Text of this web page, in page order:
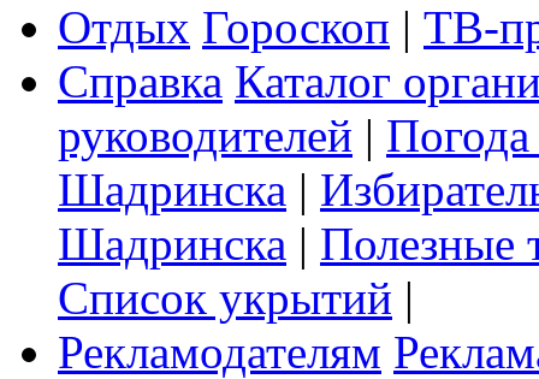
Отдых Гороскоп | ТВ-
Справка Каталог
руководителей |
Шадринска |
Шадринска | Полезные
Список укрытий |
Рекламодателям